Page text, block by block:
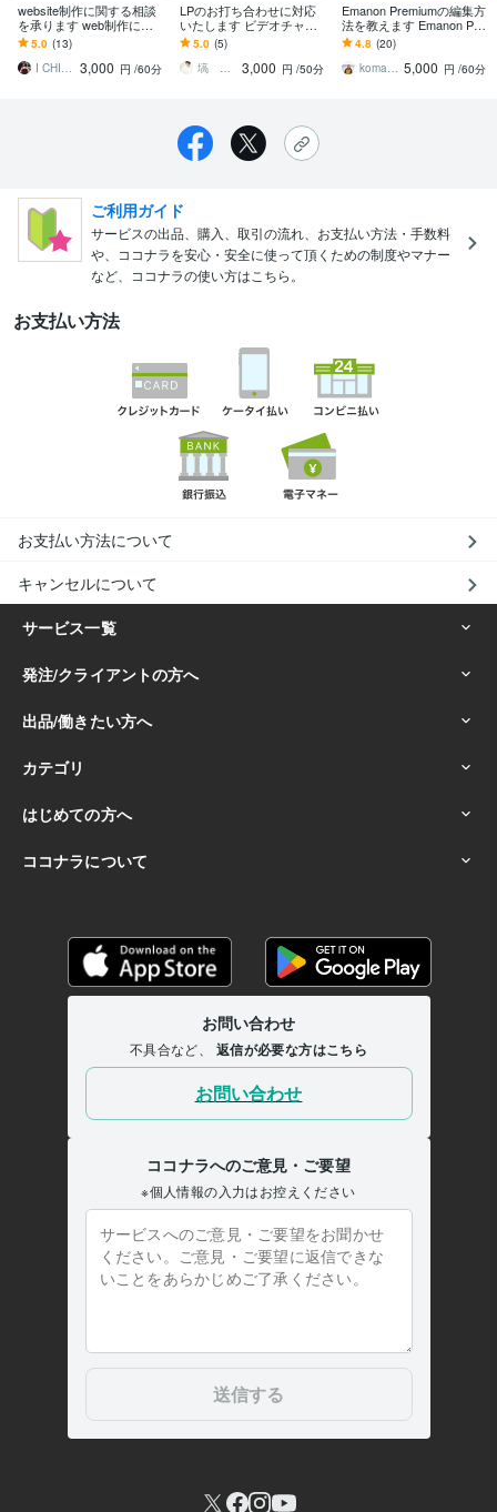
website制作に関する相談
を承ります web制作に関
する相談用です。
5.0 (13)
I CHIERI 3,000 円 /60分
LPのお打ち合わせに対応
いたします ビデオチャッ
トで購入前の不安を解消
できます
5.0 (5)
塙 英子｜LPデザイナー
3,000 円 /50分
Emanon Premiumの編集方
法を教えます Emanon Pre
miumの使い方を丁寧にレ
クチャー
4.8 (20)
komatsu nao 5,000 円 /60分
ご利用ガイド
サービスの出品、購入、取引の流れ、お支払い方法・手数料
や、ココナラを安心・安全に使って頂くための制度やマナー
など、ココナラの使い方はこちら。
お支払い方法
お支払い方法について
キャンセルについて